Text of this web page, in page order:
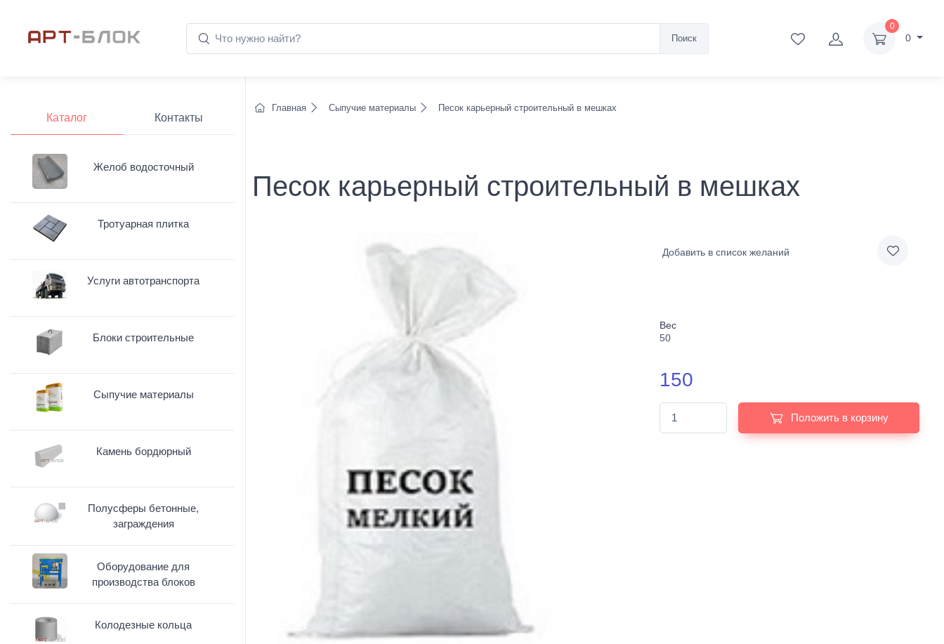
Поиск
0
0
Главная Сыпучие материалы Песок карьерный строительный в мешках
Песок карьерный строительный в мешках
Добавить в список желаний
Вес
50
150
Положить в корзину
Каталог Контакты
Желоб водосточный
Тротуарная плитка
Услуги автотранспорта
Блоки строительные
Сыпучие материалы
Камень бордюрный
Полусферы бетонные,
заграждения
Оборудование для
производства блоков
Колодезные кольца